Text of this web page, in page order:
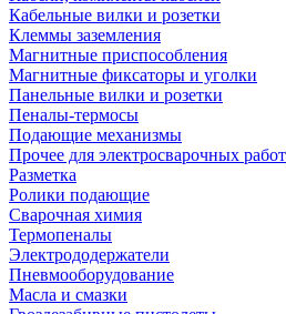
Кабельные вилки и розетки
Клеммы заземления
Магнитные приспособления
Магнитные фиксаторы и уголки
Панельные вилки и розетки
Пеналы-термосы
Подающие механизмы
Прочее для электросварочных работ
Разметка
Ролики подающие
Сварочная химия
Термопеналы
Электрододержатели
Пневмооборудование
Масла и смазки